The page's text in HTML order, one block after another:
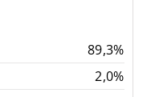
89,3%
2,0%